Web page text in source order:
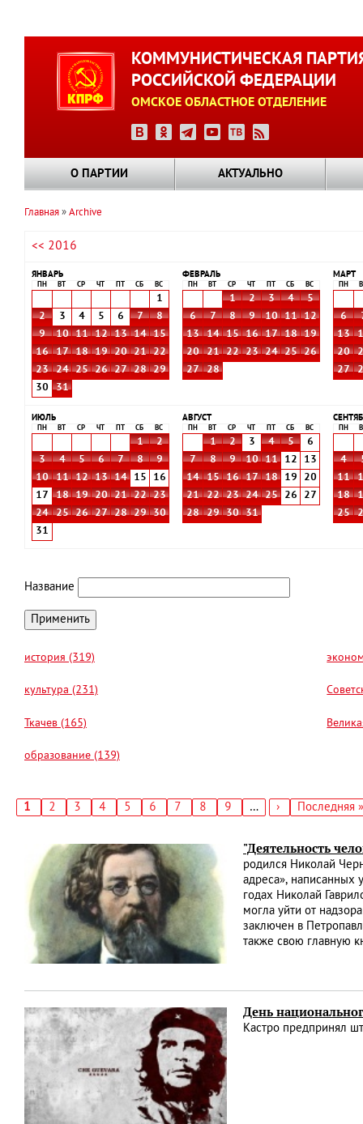
КОММУНИСТИЧЕСКАЯ
РОССИЙСКОЙ ФЕДЕРАЦИИ
ОМСКОЕ ОБЛАСТНОЕ ОТДЕЛЕНИЕ
О ПАРТИИ АКТУАЛЬНО
навигации
Главная Archive
<< 2016
ЯНВАРЬ
ПН ВТ СР ЧТ СБ ВС
1
2
3 4 5 6 7
8
9
10 11 12 13 14
15
16
17 18 19 20 21
22
23
24 25 26 27 28
29
30
31
ФЕВРАЛЬ
ПН ВТ СР ЧТ СБ ВС
1 2 3 4
5
6
7 8 9 10 11
12
13
14 15 16 17 18
19
20
21 22 23 24 25
26
27
28
МАРТ
ПН
6
13
20
27
ИЮЛЬ
ПН ВТ СР ЧТ СБ ВС
1
2
3
4 5 6 7 8
9
10
11 12 13 14 15
16
17
18 19 20 21 22
23
24
25 26 27 28 29
30
31
АВГУСТ
ПН ВТ СР ЧТ СБ ВС
1 2 3 4 5
6
7
8 9 10 11 12
13
14
15 16 17 18 19
20
21
22 23 24 25 26
27
28
29 30 31
ПН
4
11
18
25
Название
история (319)
культура (231)
Ткачев (165)
образование (139)
Текущая
1 Страница
2 Страница
3 Страница
4 Страница
5 Страница
6 Страница
7 Страница
8 Страница
9 …
Следующая
›
Последняя
Последняя »
"Деятельность
родился Николай
адреса», написанных
годах Николай
могла уйти от
заключен в
также свою главную
День
Кастро предпринял